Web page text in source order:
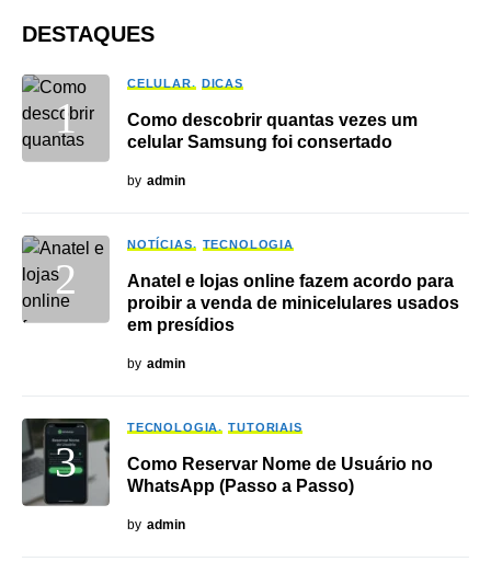
DESTAQUES
CELULAR DICAS
Como descobrir quantas vezes um
celular Samsung foi consertado
by admin
NOTÍCIAS TECNOLOGIA
Anatel e lojas online fazem acordo para
proibir a venda de minicelulares usados
em presídios
by admin
TECNOLOGIA TUTORIAIS
Como Reservar Nome de Usuário no
WhatsApp (Passo a Passo)
by admin